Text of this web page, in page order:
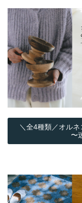
＼全4種類／オル
〜